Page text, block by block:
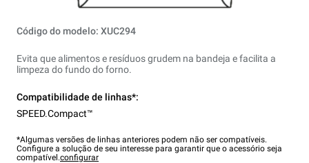
Código do modelo: XUC294
Evita que alimentos e resíduos grudem na bandeja e facilita a
limpeza do fundo do forno.
Compatibilidade de linhas*:
SPEED.Compact™
*Algumas versões de linhas anteriores podem não ser compatíveis.
Configure a solução de seu interesse para garantir que o acessório seja
compatível.configurar